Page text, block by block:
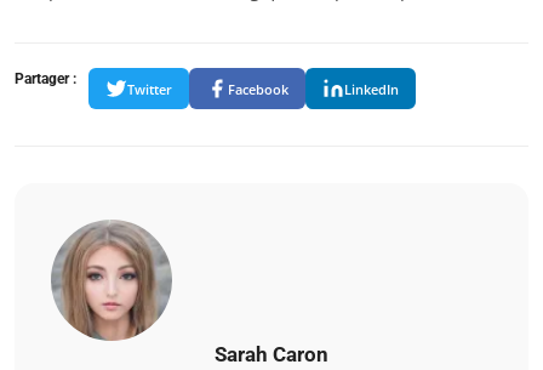
Partager :
Twitter Facebook LinkedIn
Sarah Caron